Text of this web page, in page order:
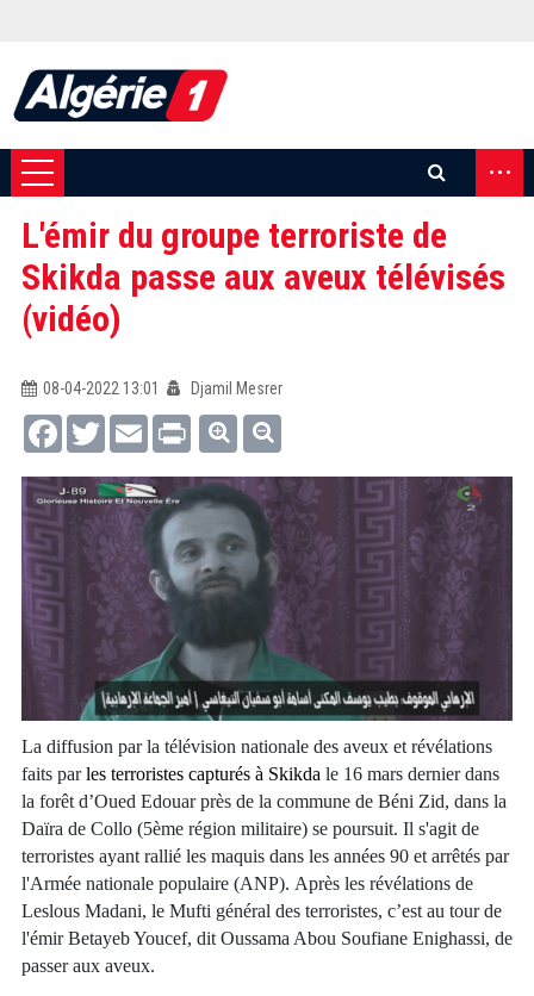
...
L'émir du groupe terroriste de
Skikda passe aux aveux télévisés
(vidéo)
08-04-2022 13:01
Djamil Mesrer
FacebookTwitterEmail Print
La diffusion par la télévision nationale des aveux et révélations
faits parles terroristes capturés à Skikda le 16 mars dernier dans
la forêt d’Oued Edouar près de la commune de Béni Zid, dans la
Daïra de Collo (5ème région militaire) se poursuit. Il s'agit de
terroristes ayant rallié les maquis dans les années 90 et arrêtés par
l'Armée nationale populaire (ANP). Après les révélations de
Leslous Madani, le Mufti général des terroristes, c’est au tour de
l'émir Betayeb Youcef, dit Oussama Abou Soufiane Enighassi, de
passer aux aveux.